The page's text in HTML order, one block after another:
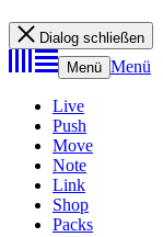
Dialog schließen
Menü Menü
Live
Push
Move
Note
Link
Shop
Packs